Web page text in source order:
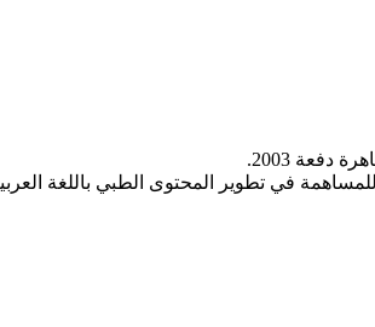
2003.
في تطوير المحتوى الطبي باللغة